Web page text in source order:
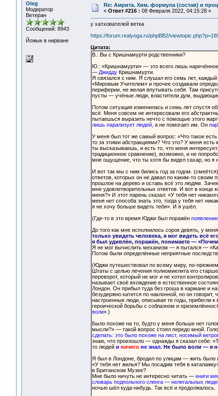
Oleg
Модератор
Ветеран
Сообщений: 8943
Йожык в нирване
Re: Амрита. Хим. формула (состав) и
« Ответ #216 : 08 Февраля 2022, 04:15:28 »
у хатхователей ветка
https://forum.realyoga.ru/phpBB2/
Цитата:
В.: Вы с Кришнамурти родственники?
Ю.: «Кришнамурти» — это всего лишь
— ДжиддуКришнамурти.
Я связался с ним. Я слушал его семь лет, каждый
«Мировым Учителем» и прочее создавали
периферии, не желая впутывать себя. Там
пусты — учёные люди, властители дум,
Потом ситуация изменилась и семь лет спустя
всё. Меня совсем не интересовали его
пытаешься выразить нечто с помощью этого
лишь парализует людей, а не помогает им. Он
У меня был тот же самый вопрос: «Что такое
то за этими абстракциями? Что это? У меня
ты высказываешь, и есть то, что меня
традиционное сравнение), возможно, и не
мне ощущение, что ты хотя бы видел сахар, но я
И вот так мы с ним бились год за годом.
ответов, которых он не давал по каким-то
прошлое на дерево и оставь всё это людям.
мне удовлетворительных ответов. И вот в конце
меня?» И этот парень сказал: «У тебя нет
меня нет способа знать это, тогда у тебя нет
я не хочу больше видеть тебя». И я ушёл.
(Где-то в это время Юджи был поражён
До того как мне исполнилось сорок девять, у
только увидеть человека, я мог видеть всё
я был удивлён, поражён, понимаете —
Я не мог вычислить механизм — я пытался —
Потом были определённые неприятные
(Юджи путешествовал по всему миру, по-
Штаты с целью лечения полиомиелита его
переворот, который не мог и не хотел
называет своё вхождение в естественное
Лондон. Он прибыл туда без гроша в кармане и
безудержно катится по наклонной, но он
настроенные люди, описывая те годы, прибегли
героической борьбы с соблазном и
воли».)
Было похоже на то, будто у меня больше нет
мысли?» — такой вопрос стоял передо мной.
сделать: это было похоже на лист, носимый
знаю, что произошло — однажды я сказал себе:
то людей и ничегоне знал. Не было воли — я
Я был в Лондоне, бродил по улицам — жить было
«У тебя нет жилья? Мы посадим тебя в
в Британском Музее?
Мне было ничуть не интересно читать — книги
словарь подпольного сленга — нелегальных
ночью шёл куда-нибудь. Так всё и продолжалось.